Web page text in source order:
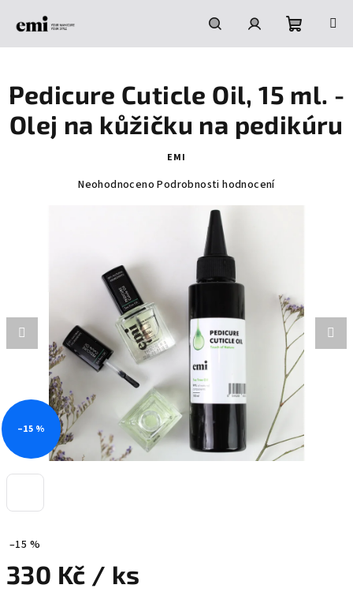
HledatPřihlášeníNákupní
košík
–15 %
330 Kč / ks
Pedicure Cuticle Oil, 15 ml. -
Olej na kůžičku na pedikúru
EMI
Průměrné
hvězdiček.
Neohodnoceno Podrobnosti hodnocení
–15 %